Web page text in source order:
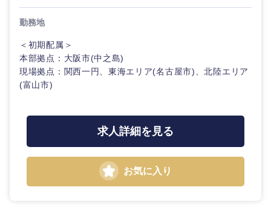
勤務地
＜初期配属＞
本部拠点：大阪市(中之島)
現場拠点：関西一円、東海エリア(名古屋市)、北陸エリア
(富山市)
求人詳細を見る
お気に入り